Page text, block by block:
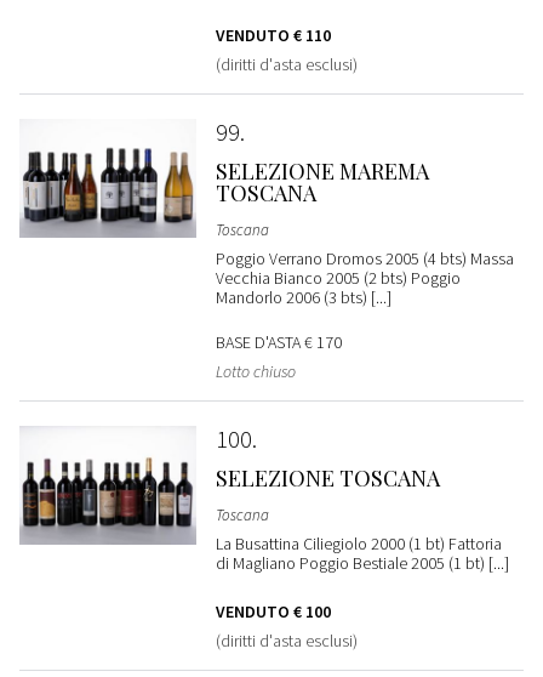
VENDUTO € 110
(diritti d'asta esclusi)
99
SELEZIONE MAREMA
TOSCANA
Toscana
Poggio Verrano Dromos 2005 (4 bts) Massa
Vecchia Bianco 2005 (2 bts) Poggio
Mandorlo 2006 (3 bts) [...]
BASE D'ASTA€ 170
Lotto chiuso
100
SELEZIONE TOSCANA
Toscana
La Busattina Ciliegiolo 2000 (1 bt) Fattoria
di Magliano Poggio Bestiale 2005 (1 bt) [...]
VENDUTO € 100
(diritti d'asta esclusi)